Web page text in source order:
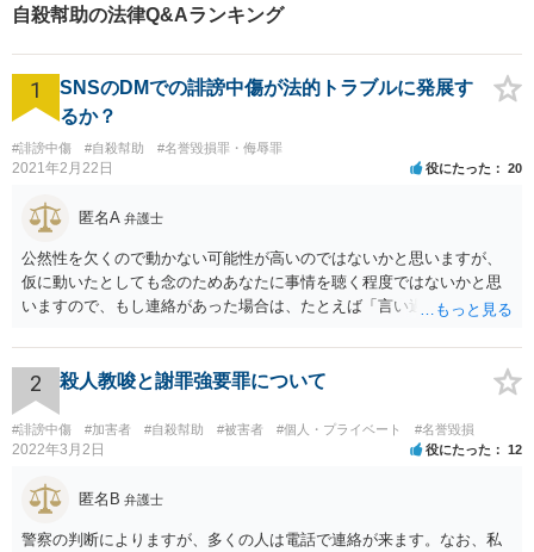
自殺幇助の法律Q&Aランキング
1
SNSのDMでの誹謗中傷が法的トラブルに発展す
るか？
#誹謗中傷 #自殺幇助 #名誉毀損罪・侮辱罪
2021年2月22日 役にたった 20
匿名A 弁護士
公然性を欠くので動かない可能性が高いのではないかと思いますが、
仮に動いたとしても念のためあなたに事情を聴く程度ではないかと思
いますので、もし連絡があった場合は、たとえば「言い過ぎた部分が
ジでのやりとりなので、公然性がないことが明らかなので、名誉毀損
や侮辱には当たらないと考えているが、相手は何らかの理由で公然性
があると言っているのか」と反省の意を示しつつ、なぜ警察が連絡し
てきたのか尋ねることが考えられます。
2 殺人教唆と謝罪強要罪について
#誹謗中傷 #加害者 #自殺幇助 #被害者 #個人・プライベート #名誉毀損
2022年3月2日 役にたった 12
匿名B 弁護士
警察の判断によりますが、多くの人は電話で連絡が来ます。なお、私